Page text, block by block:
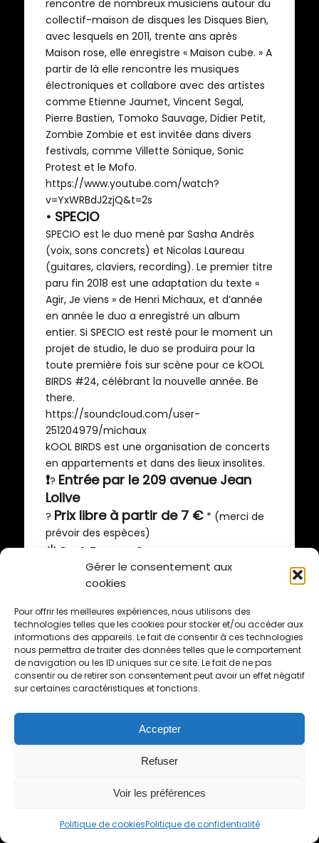
Gérer le consentement aux
cookies
Pour offrir les meilleures expériences, nous utilisons des
technologies telles que les cookies pour stocker et/ou accéder aux
informations des appareils. Le fait de consentir à ces technologies
nous permettra de traiter des données telles que le comportement
de navigation ou les ID uniques sur ce site. Le fait de ne pas
consentir ou de retirer son consentement peut avoir un effet négatif
sur certaines caractéristiques et fonctions.
Accepter
Refuser
Voir les préférences
Politique de cookiesPolitique de confidentialité
rencontre de nombreux musiciens autour du
collectif-maison de disques les Disques Bien,
avec lesquels en 2011, trente ans après
Maison rose, elle enregistre « Maison cube. » A
partir de là elle rencontre les musiques
électroniques et collabore avec des artistes
comme Etienne Jaumet, Vincent Segal,
Pierre Bastien, Tomoko Sauvage, Didier Petit,
Zombie Zombie et est invitée dans divers
festivals, comme Villette Sonique, Sonic
Protest et le Mofo.
https://www.youtube.com/watch?
v=YxWRBdJ2zjQ&t=2s
• SPECIO
SPECIO est le duo mené par Sasha Andrès
(voix, sons concrets) et Nicolas Laureau
(guitares, claviers, recording). Le premier titre
paru fin 2018 est une adaptation du texte «
Agir, Je viens » de Henri Michaux, et d’année
en année le duo a enregistré un album
entier. Si SPECIO est resté pour le moment un
projet de studio, le duo se produira pour la
toute première fois sur scène pour ce kOOL
BIRDS #24, célébrant la nouvelle année. Be
there.
https://soundcloud.com/user-
251204979/michaux
kOOL BIRDS est une organisation de concerts
en appartements et dans des lieux insolites.
❗? Entrée par le 209 avenue Jean
Lolive
? Prix libre à partir de 7 €* (merci de
prévoir des espèces)
☀️ Bar & Terrasse Open
Groupe FaceBook
VENDREDI 12 janvier de
18h à 20h
VERNISSAGE Exposition
de Syelle
truchement des couleurs la relation intime
Possibilité d’acheter des photos encadrées –